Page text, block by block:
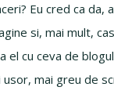
Eu cred ca da,
si, mai mult,
el cu ceva de
mai greu de